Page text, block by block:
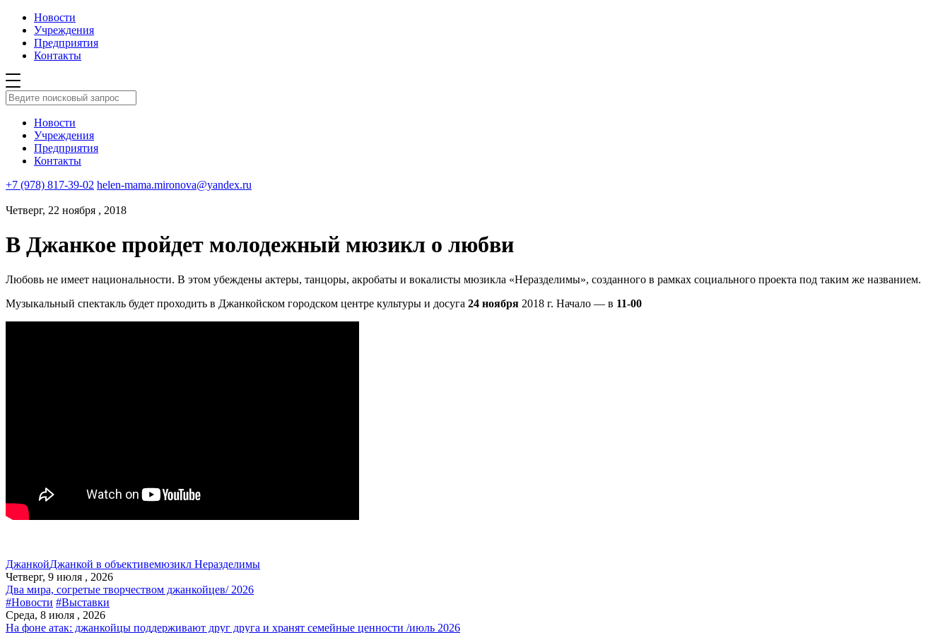
Новости
Учреждения
Предприятия
Контакты
Новости
Учреждения
Предприятия
Контакты
+7 (978) 817-39-02 helen-mama.mironova@yandex.ru
Четверг, 22 ноября , 2018
В Джанкое пройдет молодежный мюзикл о любви
Любовь не имеет национальности. В этом убеждены актеры, танцоры, акробаты и вокалисты мюзикла «Неразделимы», созданного в рамках социального проекта под таким же названием.
Музыкальный спектакль будет проходить в Джанкойском городском центре культуры и досуга 24 ноября 2018 г. Начало — в 11-00
ДжанкойДжанкой в объективемюзикл Неразделимы
Четверг, 9 июля , 2026
Два мира, согретые творчеством джанкойцев/ 2026
#Новости #Выставки
Среда, 8 июля , 2026
На фоне атак: джанкойцы поддерживают друг друга и хранят семейные ценности /июль 2026